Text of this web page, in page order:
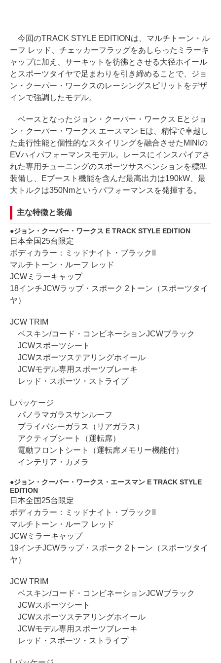
今回のTRACK STYLE EDITIONは、マルチトーン・ル
ーフ レッド、チェッカーフラッグをあしらったミラーキ
ャップに加え、サーキットを彷彿とさせる大径ホイール
とスポーツタイヤで足まわりを引き締めることで、ジョ
ン・クーパー・ワークスのレーシングスピリットをデザ
インで強調したモデル。
ベースとなったジョン・クーパー・ワークス Eとジョ
ン・クーパー・ワークス エースマン Eは、精悍で卓越し
た走行性能と個性的なスタイリングを融合させたMINIの
EVハイパフォーマンスモデル。レースにインスパイアさ
れた専用チューニングのスポーツサスペンションを標準
装備し、Eブースト機能を含んだ最高出力は190kW、最
大トルクは350Nmというパフォーマンスを発揮する。
主な特徴と装備
ジョン・クーパー・ワークス E TRACK STYLE EDITION
日本全国25台限定
ボディカラー：ミッドナイト・ブラックII
マルチトーン・ルーフ レッド
JCWミラーキャップ
18インチJCWラップ・スポーク 2トーン（スポーツタイ
ヤ）
JCW TRIM
ベスキン/コード・コンビネーションJCWブラック
JCWスポーツシート
JCWスポーツステアリングホイール
JCWモデル専用スポーツブレーキ
レッド・スポーツ・ストライプ
Lパッケージ
パノラマガラスサンルーフ
プライバシーガラス（リアガラス）
アクティブシート（運転席）
電動フロントシート（運転席メモリー機能付）
インテリア・カメラ
ジョン・クーパー・ワークス・エースマン E TRACK STYLE
EDITION
日本全国25台限定
ボディカラー：ミッドナイト・ブラックII
マルチトーン・ルーフ レッド
JCWミラーキャップ
19インチJCWラップ・スポーク 2トーン（スポーツタイ
ヤ）
JCW TRIM
ベスキン/コード・コンビネーションJCWブラック
JCWスポーツシート
JCWスポーツステアリングホイール
JCWモデル専用スポーツブレーキ
レッド・スポーツ・ストライプ